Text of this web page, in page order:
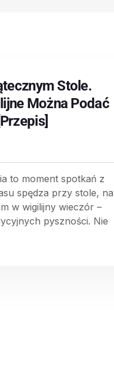
Stole.
Można Podać
to moment spotkań z
spędza przy stole, na
w wigilijny wieczór –
pyszności. Nie